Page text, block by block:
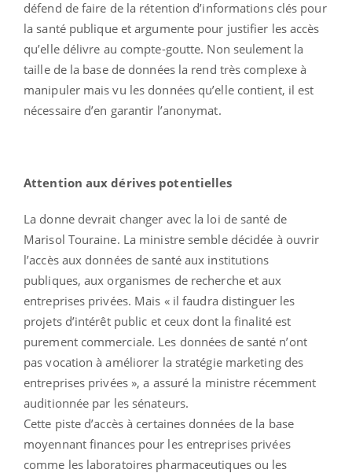
défend de faire de la rétention d’informations clés pour
la santé publique et argumente pour justifier les accès
qu’elle délivre au compte-goutte. Non seulement la
taille de la base de données la rend très complexe à
manipuler mais vu les données qu’elle contient, il est
nécessaire d’en garantir l’anonymat.
Attention aux dérives potentielles
La donne devrait changer avec la loi de santé de
Marisol Touraine. La ministre semble décidée à ouvrir
l’accès aux données de santé aux institutions
publiques, aux organismes de recherche et aux
entreprises privées. Mais « il faudra distinguer les
projets d’intérêt public et ceux dont la finalité est
purement commerciale. Les données de santé n’ont
pas vocation à améliorer la stratégie marketing des
entreprises privées », a assuré la ministre récemment
auditionnée par les sénateurs.
Cette piste d’accès à certaines données de la base
moyennant finances pour les entreprises privées
comme les laboratoires pharmaceutiques ou les